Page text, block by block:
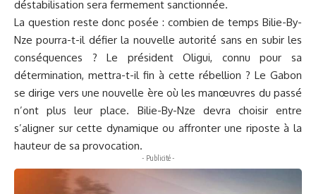
déstabilisation sera fermement sanctionnée.
La question reste donc posée : combien de temps Bilie-By-
Nze pourra-t-il défier la nouvelle autorité sans en subir les
conséquences ? Le président Oligui, connu pour sa
détermination, mettra-t-il fin à cette rébellion ? Le Gabon
se dirige vers une nouvelle ère où les manœuvres du passé
n’ont plus leur place. Bilie-By-Nze devra choisir entre
s’aligner sur cette dynamique ou affronter une riposte à la
hauteur de sa provocation.
- Publicité -